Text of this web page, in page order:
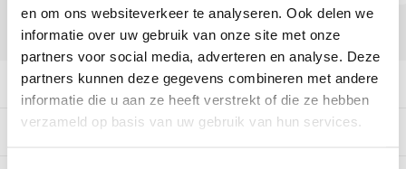
en om ons websiteverkeer te analyseren. Ook delen we
informatie over uw gebruik van onze site met onze
partners voor social media, adverteren en analyse. Deze
partners kunnen deze gegevens combineren met andere
informatie die u aan ze heeft verstrekt of die ze hebben
verzameld op basis van uw gebruik van hun services.
DELEN:
Productomschrijving
Gerelateerde producten